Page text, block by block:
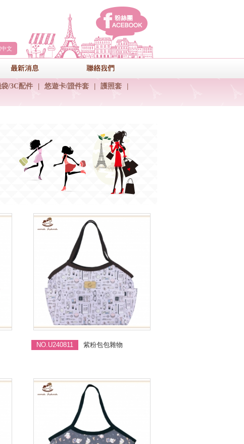
文
/3C配件 悠遊卡/證件套 護照套
發方式
NO.U240811 紫粉包包雜物